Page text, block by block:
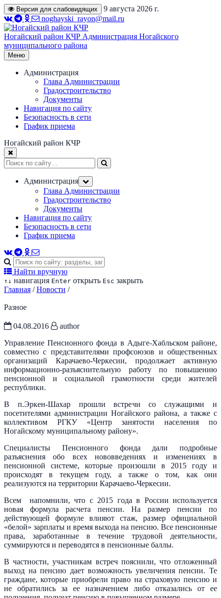
Перейти
к
содержимому
Версия для слабовидящих
9 августа 2026 г.
noghayski_rayon@mail.ru
Ногайский район КЧР Администрация Ногайского
муниципального района
Меню
Администрация
Глава Администрации
Градостроительство
Документы
Навигация по сайту
Безопасность в сети
График приема
Ногайский район КЧР
Администрация
Глава Администрации
Градостроительство
Документы
Навигация по сайту
Безопасность в сети
График приема
Найти вручную
↑ ↓ навигация Enter открыть Esc закрыть
Главная / Новости /
Разное
04.08.2016
author
Управление Пенсионного фонда в Адыге-Хабльском районе,
совместно с представителями профсоюзов и общественных
организаций Карачаево-Черкесии, продолжает активную
информационно-разъяснительную работу по повышению
пенсионной и социальной грамотности среди жителей
республики.
В п.Эркен-Шахар прошли встречи со служащими и
посетителями администрации Ногайского района, а также с
коллективом РГКУ «Центр занятости населения по
Ногайскому муниципальному району».
Специалисты Пенсионного фонда дали подробные
разъяснения обо всех нововведениях и изменениях в
пенсионной системе, которые произошли в 2015 году и
происходят в текущем году, а также о том, как они
реализуются на территории Карачаево-Черкесии.
Всем напомнили, что с 2015 года в России используется
новая формула расчета пенсии. На размер пенсии по
действующей формуле влияют стаж, размер официальной
«белой» зарплаты и время выхода на пенсию. Все пенсионные
права, заработанные в течение трудовой деятельности,
суммируются и переводятся в пенсионные баллы.
В частности, участникам встреч пояснили, что отложенный
выход на пенсию дает возможность увеличения пенсии. Те
граждане, которые приобрели право на страховую пенсию и
не обратились за ее назначением либо отказались от ее